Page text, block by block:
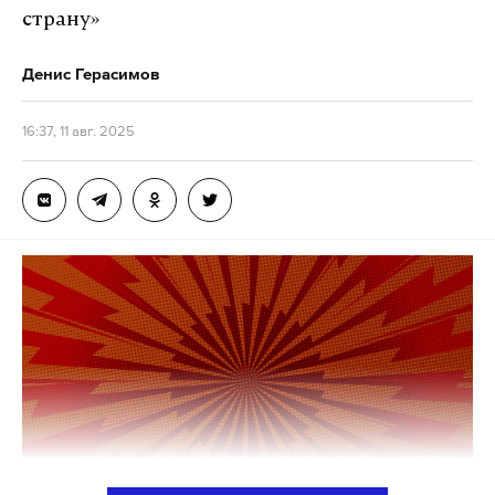
страну»
Денис Герасимов
16:37, 11 авг. 2025